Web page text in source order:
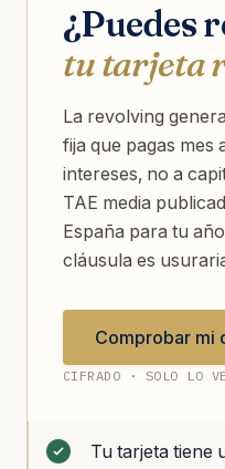
¿Puedes
tu tarjeta
La revolving
fija que pagas mes
intereses, no a
TAE media
España para tu
cláusula es
Comprobar mi
CIFRADO · SOLO LO
Tu tarjeta tiene